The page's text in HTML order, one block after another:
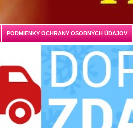
PODMIENKY OCHRANY OSOBNÝCH ÚDAJOV